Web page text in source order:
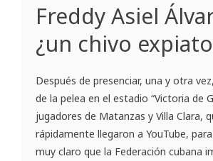
Freddy Asiel
¿un chivo
Después de presenciar, una y otra
de la pelea en el estadio “Victoria de
jugadores de Matanzas y Villa Clara,
rápidamente llegaron a YouTube,
muy claro que la Federación cubana